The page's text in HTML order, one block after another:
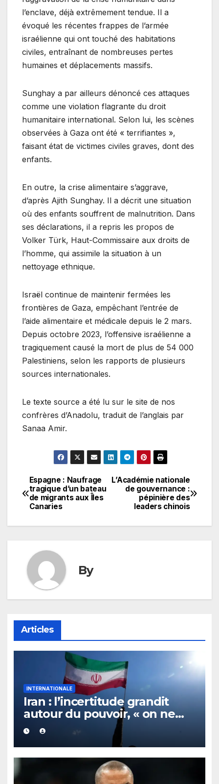
l’enclave, déjà extrêmement tendue. Il a
évoqué les récentes frappes de l’armée
israélienne qui ont touché des habitations
civiles, entraînant de nombreuses pertes
humaines et déplacements massifs.
Sunghay a par ailleurs dénoncé ces attaques
comme une violation flagrante du droit
humanitaire international. Selon lui, les scènes
observées à Gaza ont été « terrifiantes »,
faisant état de victimes civiles graves, dont des
enfants.
En outre, la crise alimentaire s’aggrave,
d’après Ajith Sunghay. Il a décrit une situation
où des enfants souffrent de malnutrition. Dans
ses déclarations, il a repris les propos de
Volker Türk, Haut-Commissaire aux droits de
l’homme, qui assimile la situation à un
nettoyage ethnique.
Israël continue de maintenir fermées les
frontières de Gaza, empêchant l’entrée de
l’aide alimentaire et médicale depuis le 2 mars.
Depuis octobre 2023, l’offensive israélienne a
tragiquement causé la mort de plus de 54 000
Palestiniens, selon les rapports de plusieurs
sources internationales.
Le texte source a été lu sur le site de nos
confrères d’Anadolu, traduit de l’anglais par
Sanaa Amir.
Navigation
de
l’article
L’Académie nationale
de gouvernance :
pépinière des
leaders chinois
Espagne : Naufrage
tragique d’un bateau
de migrants aux Îles
Canaries
By
Articles
INTERNATIONALE
Iran : l’incertitude grandit
autour du pouvoir, « on ne
sait plus vraiment qui
gouverne »